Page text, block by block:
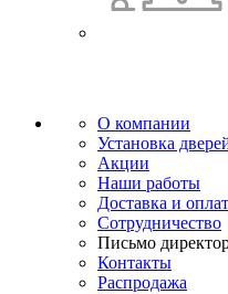
О компании
Установка
Акции
Наши работы
Доставка и
Сотрудничество
Письмо
Контакты
Распродажа